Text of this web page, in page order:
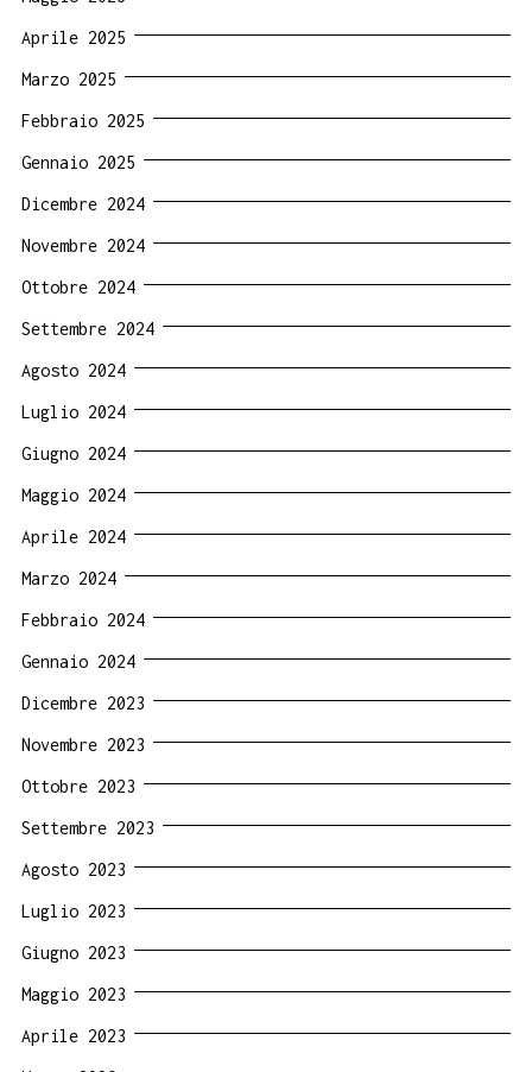
Aprile 2025
Marzo 2025
Febbraio 2025
Gennaio 2025
Dicembre 2024
Novembre 2024
Ottobre 2024
Settembre 2024
Agosto 2024
Luglio 2024
Giugno 2024
Maggio 2024
Aprile 2024
Marzo 2024
Febbraio 2024
Gennaio 2024
Dicembre 2023
Novembre 2023
Ottobre 2023
Settembre 2023
Agosto 2023
Luglio 2023
Giugno 2023
Maggio 2023
Aprile 2023